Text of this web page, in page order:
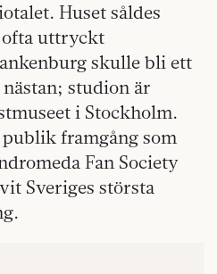
Huset såldes
ofta uttryckt
skulle bli ett
studion är
i Stockholm.
framgång som
Fan Society
Sveriges största